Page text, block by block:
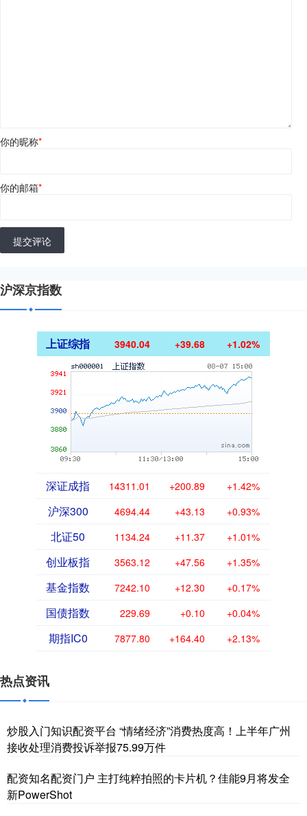
你的昵称*
你的邮箱*
提交评论
沪深京指数
上证综指 3940.04 +39.68 +1.02%
深证成指 14311.01 +200.89 +1.42%
沪深300 4694.44 +43.13 +0.93%
北证50 1134.24 +11.37 +1.01%
创业板指 3563.12 +47.56 +1.35%
基金指数 7242.10 +12.30 +0.17%
国债指数 229.69 +0.10 +0.04%
期指IC0 7877.80 +164.40 +2.13%
热点资讯
炒股入门知识配资平台 “情绪经济”消费热度高！上半年广州
接收处理消费投诉举报75.99万件
配资知名配资门户 主打纯粹拍照的卡片机？佳能9月将发全
新PowerShot